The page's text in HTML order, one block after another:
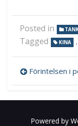
Posted in
Tagged KINA ,
Förintelsen i
Powered by